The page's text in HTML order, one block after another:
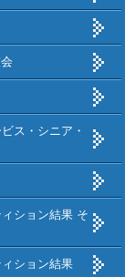
ス・シニア・
ション結果 そ
ション結果